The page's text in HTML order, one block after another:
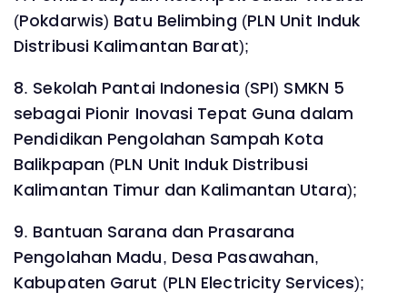
(Pokdarwis) Batu Belimbing (PLN Unit Induk
Distribusi Kalimantan Barat);
8. Sekolah Pantai Indonesia (SPI) SMKN 5
sebagai Pionir Inovasi Tepat Guna dalam
Pendidikan Pengolahan Sampah Kota
Balikpapan (PLN Unit Induk Distribusi
Kalimantan Timur dan Kalimantan Utara);
9. Bantuan Sarana dan Prasarana
Pengolahan Madu, Desa Pasawahan,
Kabupaten Garut (PLN Electricity Services);